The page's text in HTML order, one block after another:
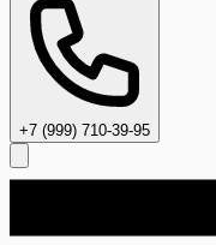
+7 (999) 710-39-95